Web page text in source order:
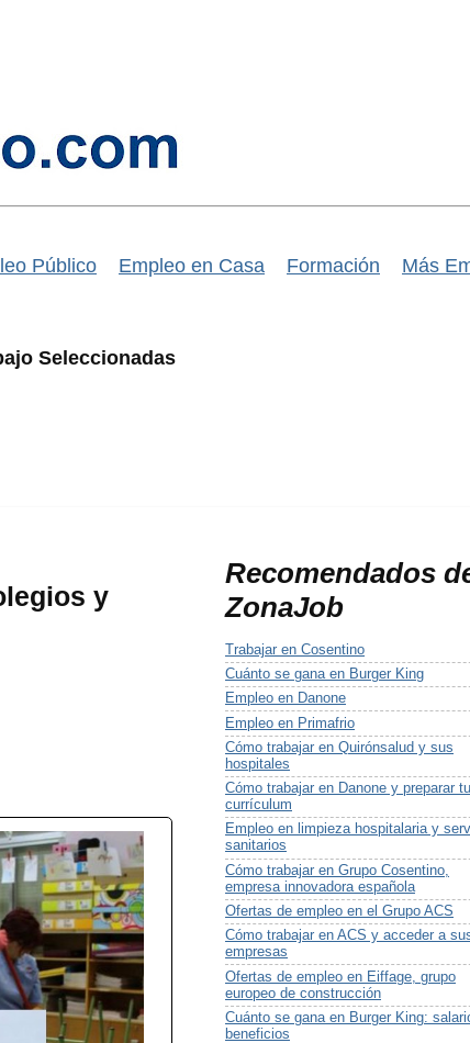
Público Empleo en Casa Formación Más
Seleccionadas
y
Recomendados
ZonaJob
Trabajar en Cosentino
Cuánto se gana en Burger King
Empleo en Danone
Empleo en Primafrio
Cómo trabajar en Quirónsalud y sus
hospitales
Cómo trabajar en Danone y preparar tu
currículum
Empleo en limpieza hospitalaria y
sanitarios
Cómo trabajar en Grupo Cosentino,
empresa innovadora española
Ofertas de empleo en el Grupo ACS
Cómo trabajar en ACS y acceder a
empresas
Ofertas de empleo en Eiffage, grupo
europeo de construcción
Cuánto se gana en Burger King:
beneficios